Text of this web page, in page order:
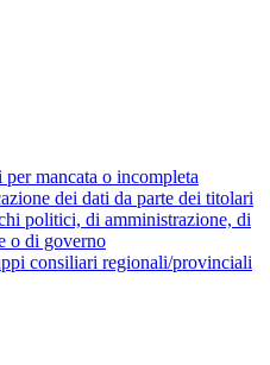
per mancata o incompleta
dei dati da parte dei titolari
politici, di amministrazione, di
o di governo
consiliari regionali/provinciali